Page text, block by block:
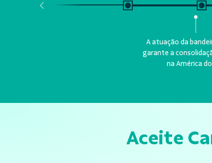
A atuação da
garante a
na América do
Aceite